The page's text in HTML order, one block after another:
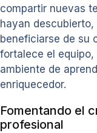
compartir nuevas
hayan
beneficiarse de su
fortalece el
ambiente de
enriquecedor.
Fomentando el
profesional